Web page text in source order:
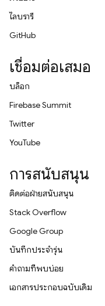
ไลบรารี
GitHub
เชื่อมต่อเสมอ
บล็อก
Firebase Summit
Twitter
YouTube
การสนับสนุน
ติดต่อฝ่ายสนับสนุน
Stack Overflow
Google Group
บันทึกประจำรุ่น
คำถามที่พบบ่อย
เอกสารประกอบฉบับเดิม